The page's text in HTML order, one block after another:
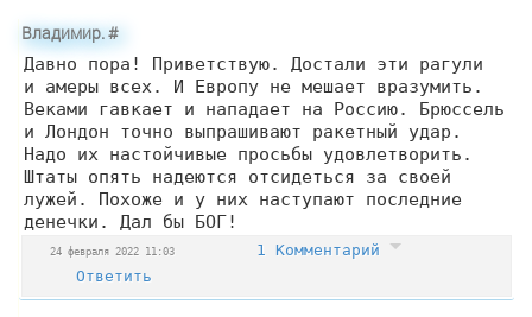
Владимир.#
Давно пора! Приветствую. Достали эти рагули
и амеры всех. И Европу не мешает вразумить.
Веками гавкает и нападает на Россию. Брюссель
и Лондон точно выпрашивают ракетный удар.
Надо их настойчивые просьбы удовлетворить.
Штаты опять надеются отсидеться за своей
лужей. Похоже и у них наступают последние
денечки. Дал бы БОГ!
24 февраля 2022 11:03
1 Комментарий
Ответить